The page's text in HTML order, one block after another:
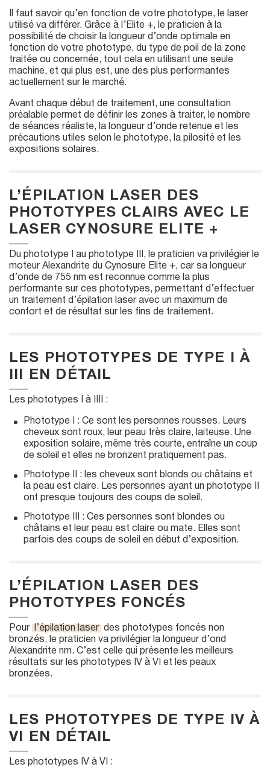
Il faut savoir qu’en fonction de votre phototype, le laser
utilisé va différer. Grâce à l’Elite +, le praticien à la
possibilité de choisir la longueur d’onde optimale en
fonction de votre phototype, du type de poil de la zone
traitée ou concernée, tout cela en utilisant une seule
machine, et qui plus est, une des plus performantes
actuellement sur le marché.
Avant chaque début de traitement, une consultation
préalable permet de définir les zones à traiter, le nombre
de séances réaliste, la longueur d’onde retenue et les
précautions utiles selon le phototype, la pilosité et les
expositions solaires.
L’ÉPILATION LASER DES
PHOTOTYPES CLAIRS AVEC LE
LASER CYNOSURE ELITE +
Du phototype I au phototype III, le praticien va privilégier le
moteur Alexandrite du Cynosure Elite +, car sa longueur
d’onde de 755 nm est reconnue comme la plus
performante sur ces phototypes, permettant d’effectuer
un traitement d’épilation laser avec un maximum de
confort et de résultat sur les fins de traitement.
LES PHOTOTYPES DE TYPE I À
III EN DÉTAIL
Les phototypes I à IIII :
Phototype I : Ce sont les personnes rousses. Leurs
cheveux sont roux, leur peau très claire, laiteuse. Une
exposition solaire, même très courte, entraîne un coup
de soleil et elles ne bronzent pratiquement pas.
Phototype II : les cheveux sont blonds ou châtains et
la peau est claire. Les personnes ayant un phototype II
ont presque toujours des coups de soleil.
Phototype III : Ces personnes sont blondes ou
châtains et leur peau est claire ou mate. Elles sont
parfois des coups de soleil en début d’exposition.
L’ÉPILATION LASER DES
PHOTOTYPES FONCÉS
Pour l’épilation laser des phototypes foncés non
bronzés, le praticien va privilégier la longueur d’ond
Alexandrite nm. C’est celle qui présente les meilleurs
résultats sur les phototypes IV à VI et les peaux
bronzées.
LES PHOTOTYPES DE TYPE IV À
VI EN DÉTAIL
Les phototypes IV à VI :